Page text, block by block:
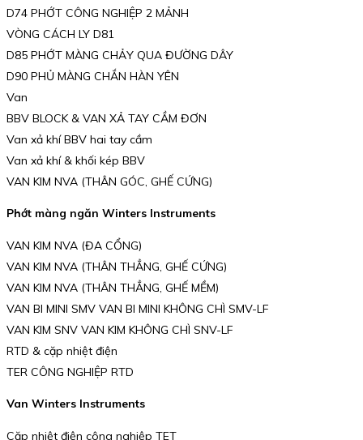
D74 PHỚT CÔNG NGHIỆP 2 MẢNH
VÒNG CÁCH LY D81
D85 PHỚT MÀNG CHẢY QUA ĐƯỜNG DÂY
D90 PHỦ MÀNG CHẮN HÀN YÊN
Van
BBV BLOCK & VAN XẢ TAY CẦM ĐƠN
Van xả khí BBV hai tay cầm
Van xả khí & khối kép BBV
VAN KIM NVA (THÂN GÓC, GHẾ CỨNG)
Phớt màng ngăn Winters Instruments
VAN KIM NVA (ĐA CỔNG)
VAN KIM NVA (THÂN THẲNG, GHẾ CỨNG)
VAN KIM NVA (THÂN THẲNG, GHẾ MỀM)
VAN BI MINI SMV VAN BI MINI KHÔNG CHÌ SMV-LF
VAN KIM SNV VAN KIM KHÔNG CHÌ SNV-LF
RTD & cặp nhiệt điện
TER CÔNG NGHIỆP RTD
Van Winters Instruments
Cặp nhiệt điện công nghiệp TET